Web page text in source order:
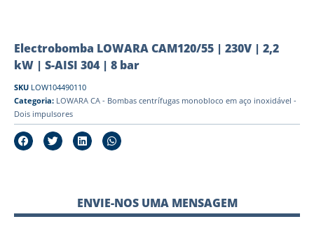
Electrobomba LOWARA CAM120/55 | 230V | 2,2
kW | S-AISI 304 | 8 bar
SKU LOW104490110
Categoria: LOWARA CA - Bombas centrífugas monobloco em aço inoxidável -
Dois impulsores
ENVIE-NOS UMA MENSAGEM